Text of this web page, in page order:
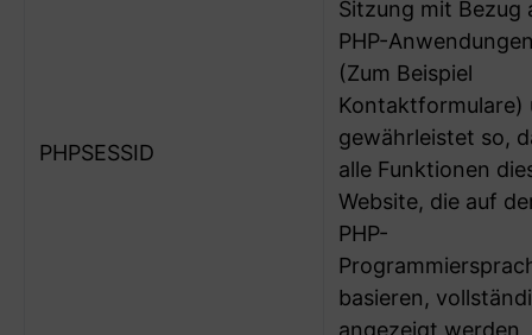
PHPSESSID
Sitzung mit Bezug
PHP-
(Zum Beispiel
Kontaktformulare)
gewährleistet so,
alle Funktionen
Website, die auf
PHP-
basieren,
angezeigt werden